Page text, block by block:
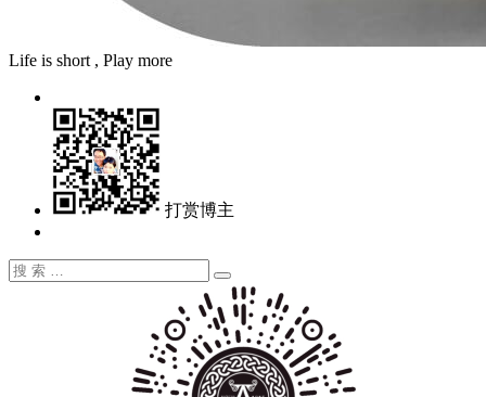
Life is short , Play more
打赏博主
搜
搜
索